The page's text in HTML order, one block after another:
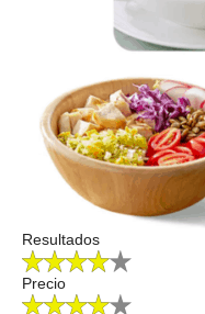
Resultados
Precio